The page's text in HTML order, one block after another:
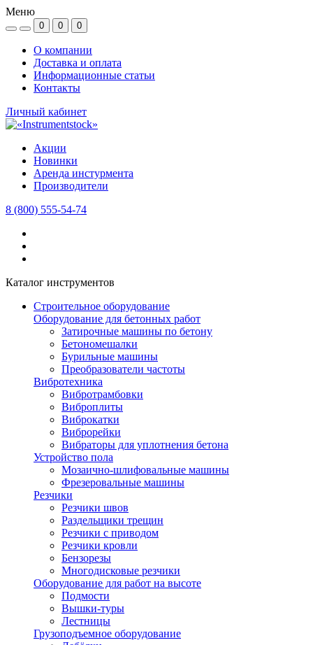
Меню
0 0 0
О компании
Доставка и оплата
Информационные статьи
Контакты
Личный кабинет
Акции
Новинки
Аренда инстурмента
Производители
8 (800) 555-54-74
Каталог инструментов
Строительное оборудование
Оборудование для бетонных работ
Затирочные машины по бетону
Бетономешалки
Бурильные машины
Преобразователи частоты
Вибротехника
Вибротрамбовки
Виброплиты
Виброкатки
Виброрейки
Вибраторы для уплотнения бетона
Устройство пола
Мозаично-шлифовальные машины
Фрезеровальные машины
Резчики
Резчики швов
Раздельщики трещин
Резчики с приводом
Резчики кровли
Бензорезы
Многодисковые резчики
Оборудование для работ на высоте
Подмости
Вышки-туры
Лестницы
Грузоподъемное оборудование